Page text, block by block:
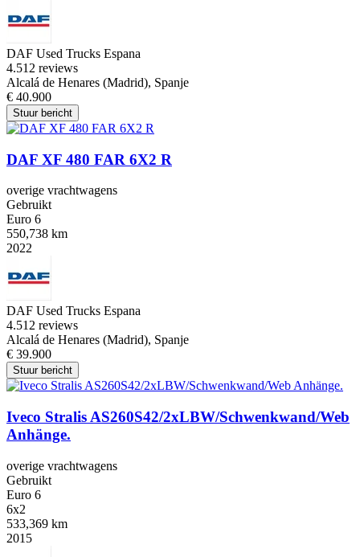
DAF Used Trucks Espana
4.512 reviews
Alcalá de Henares (Madrid), Spanje
€ 40.900
Stuur bericht
DAF XF 480 FAR 6X2 R
overige vrachtwagens
Gebruikt
Euro 6
550,738 km
2022
DAF Used Trucks Espana
4.512 reviews
Alcalá de Henares (Madrid), Spanje
€ 39.900
Stuur bericht
Iveco Stralis AS260S42/2xLBW/Schwenkwand/Web
Anhänge.
overige vrachtwagens
Gebruikt
Euro 6
6x2
533,369 km
2015